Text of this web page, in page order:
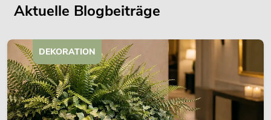
Aktuelle Blogbeiträge
DEKORATION